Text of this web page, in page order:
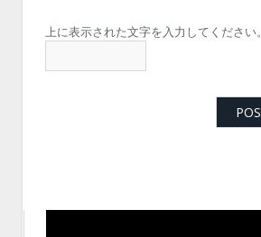
上に表示された文字を入力してください。